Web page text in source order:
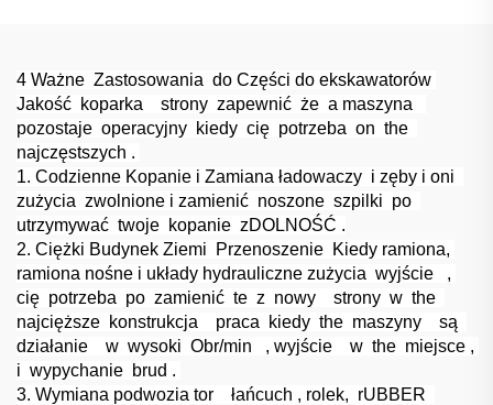
4 Ważne Zastosowania do Części do ekskawatorów
Jakość koparka strony zapewnić że a
pozostaje operacyjny kiedy cię potrzeba on
najczęstszych .
1. Codzienne Kopanie i Zamiana ładowaczy i zęby i
zużycia zwolnione i zamienić noszone szpilki
utrzymywać twoje kopanie zDOLNOŚĆ .
2. Ciężki Budynek Ziemi Przenoszenie Kiedy ramiona,
ramiona nośne i układy hydrauliczne zużycia wyjście ,
cię potrzeba po zamienić te z nowy strony w
najcięższe konstrukcja praca kiedy the maszyny
działanie
w wysoki Obr/min , wyjście w the miejsce ,
i wypychanie brud .
3. Wymiana podwozia tor łańcuch , rolek,